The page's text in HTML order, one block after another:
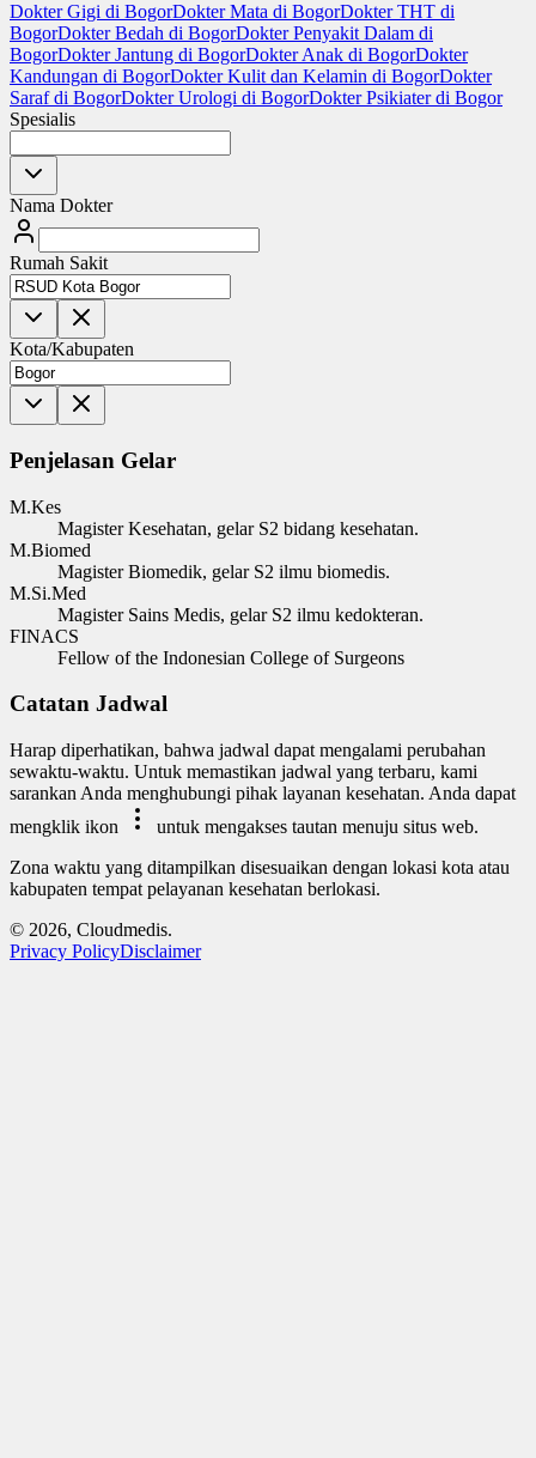
Dokter Gigi di BogorDokter Mata di BogorDokter THT di
BogorDokter Bedah di BogorDokter Penyakit Dalam di
BogorDokter Jantung di BogorDokter Anak di BogorDokter
Kandungan di BogorDokter Kulit dan Kelamin di BogorDokter
Saraf di BogorDokter Urologi di BogorDokter Psikiater di Bogor
Spesialis
Nama Dokter
Rumah Sakit
Kota/Kabupaten
Penjelasan Gelar
M.Kes
Magister Kesehatan, gelar S2 bidang kesehatan.
M.Biomed
Magister Biomedik, gelar S2 ilmu biomedis.
M.Si.Med
Magister Sains Medis, gelar S2 ilmu kedokteran.
FINACS
Fellow of the Indonesian College of Surgeons
Catatan Jadwal
Harap diperhatikan, bahwa jadwal dapat mengalami perubahan
sewaktu-waktu. Untuk memastikan jadwal yang terbaru, kami
sarankan Anda menghubungi pihak layanan kesehatan. Anda dapat
mengklik ikon
untuk mengakses tautan menuju situs web.
Zona waktu yang ditampilkan disesuaikan dengan lokasi kota atau
kabupaten tempat pelayanan kesehatan berlokasi.
© 2026, Cloudmedis.
Privacy PolicyDisclaimer